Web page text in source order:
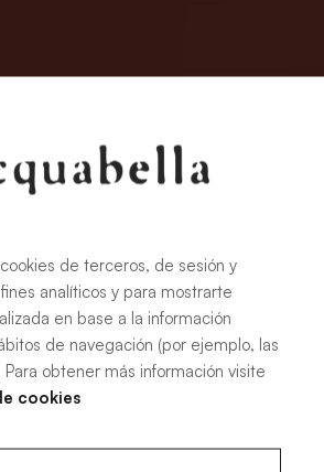
de terceros, de sesión y
analíticos y para mostrarte
en base a la información
de navegación (por ejemplo, las
Para obtener más información visite
cookies